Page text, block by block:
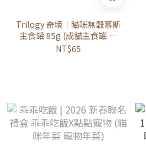
Trilogy 奇境｜貓咪無穀慕斯
主食罐 85g (成貓主食罐 幼
貓主食罐 貓主食罐 貓罐頭)
NT$65